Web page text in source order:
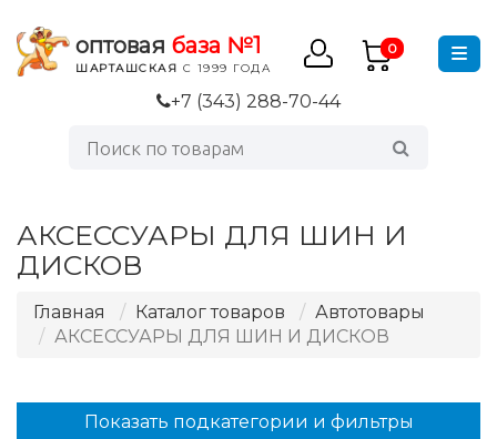
оптовая база №1
ШАРТАШСКАЯ С 1999 ГОДА
0
+7 (343) 288-70-44
АКСЕССУАРЫ ДЛЯ ШИН И
ДИСКОВ
Главная Каталог товаров
Автотовары
АКСЕССУАРЫ ДЛЯ ШИН И ДИСКОВ
Показать подкатегории и фильтры